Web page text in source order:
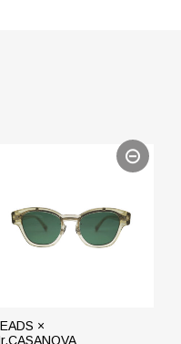
×